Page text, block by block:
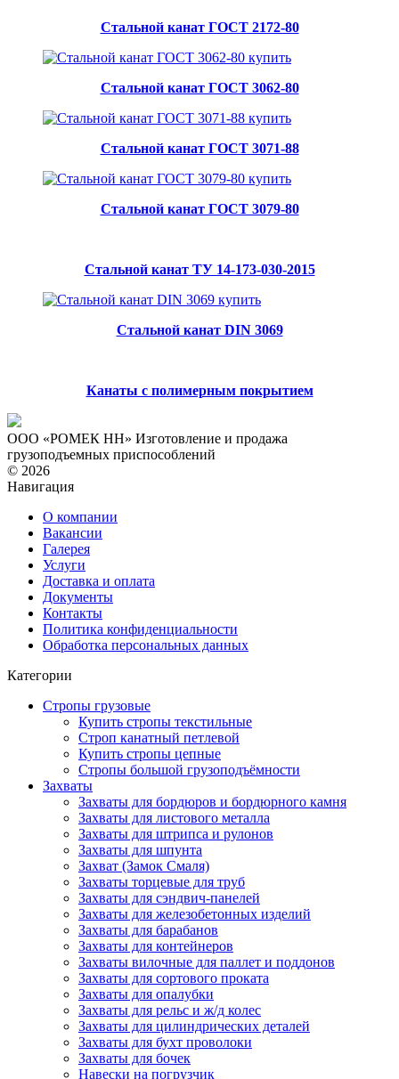
Стальной канат ГОСТ 2172-80
Стальной канат ГОСТ 3062-80
Стальной канат ГОСТ 3071-88
Стальной канат ГОСТ 3079-80
Стальной канат ТУ 14-173-030-2015
Стальной канат DIN 3069
Канаты с полимерным покрытием
ООО «РОМЕК НН» Изготовление и продажа
грузоподъемных приспособлений
© 2026
Навигация
О компании
Вакансии
Галерея
Услуги
Доставка и оплата
Документы
Контакты
Политика конфиденциальности
Обработка персональных данных
Категории
Стропы грузовые
Купить стропы текстильные
Строп канатный петлевой
Купить стропы цепные
Стропы большой грузоподъёмности
Захваты
Захваты для бордюров и бордюрного камня
Захваты для листового металла
Захваты для штрипса и рулонов
Захваты для шпунта
Захват (Замок Смаля)
Захваты торцевые для труб
Захваты для сэндвич-панелей
Захваты для железобетонных изделий
Захваты для барабанов
Захваты для контейнеров
Захваты вилочные для паллет и поддонов
Захваты для сортового проката
Захваты для опалубки
Захваты для рельс и ж/д колес
Захваты для цилиндрических деталей
Захваты для бухт проволоки
Захваты для бочек
Навески на погрузчик